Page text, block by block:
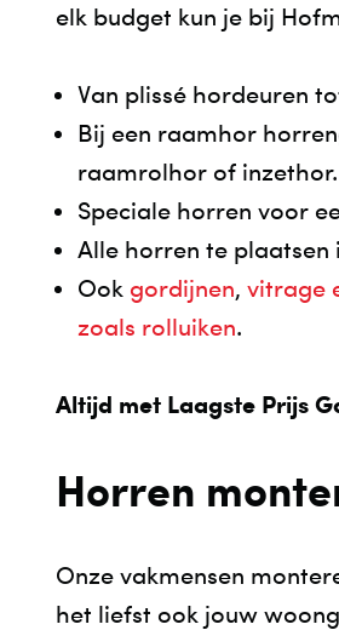
elk budget kun je bij
Van plissé hordeuren
Bij een raamhor
raamrolhor of inzethor.
Speciale horren voor
Alle horren te plaatsen
Ook gordijnen, vitrage
zoals rolluiken.
Altijd met Laagste Prijs
Horren
Onze vakmensen
het liefst ook jouw